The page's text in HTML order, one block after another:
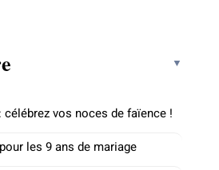
célébrez vos noces de faïence !
les 9 ans de mariage